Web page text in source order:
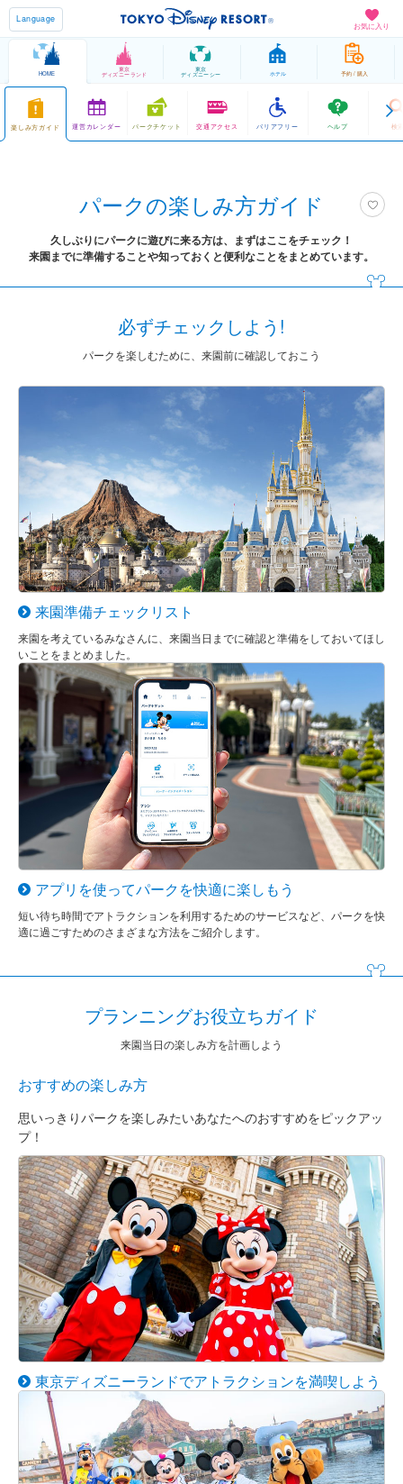
お気に入り
Language
HOME
東京
ディズニーランド
東京
ディズニーシー ホテル 予約 / 購入
楽しみ方ガイド 運営カレンダー パークチケット 交通アクセス バリアフリー ヘルプ 検
パークの楽しみ方ガイド
久しぶりにパークに遊びに来る方は、まずはここをチェック！
来園までに準備することや知っておくと便利なことをまとめています。
必ずチェックしよう!
パークを楽しむために、来園前に確認しておこう
来園準備チェックリスト
来園を考えているみなさんに、来園当日までに確認と準備をしておいてほし
いことをまとめました。
アプリを使ってパークを快適に楽しもう
短い待ち時間でアトラクションを利用するためのサービスなど、パークを快
適に過ごすためのさまざまな方法をご紹介します。
プランニングお役立ちガイド
来園当日の楽しみ方を計画しよう
おすすめの楽しみ方
思いっきりパークを楽しみたいあなたへのおすすめをピックアッ
プ！
東京ディズニーランドでアトラクションを満喫しよう